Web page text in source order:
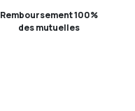
Remboursement 100%
des mutuelles